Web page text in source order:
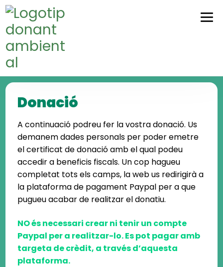
Skip
to
navigation
Skip
to
content
Donació
A continuació podreu fer la vostra donació. Us
demanem dades personals per poder emetre
el certificat de donació amb el qual podeu
accedir a beneficis fiscals. Un cop hagueu
completat tots els camps, la web us redirigirà a
la plataforma de pagament Paypal per a que
pugueu acabar de realitzar el donatiu.
NO és necessari crear ni tenir un compte
Paypal per a realitzar-lo. Es pot pagar amb
targeta de crèdit, a través d’aquesta
plataforma.